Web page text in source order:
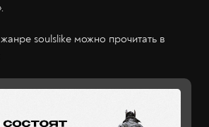
soulslike можно прочитать в